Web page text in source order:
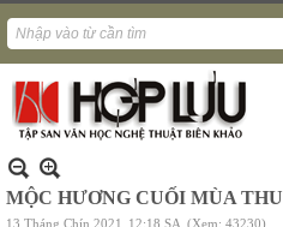
MỘC HƯƠNG CUỐI MÙA THU
13 Tháng Chín 2021 12:18 SA (Xem: 43230)